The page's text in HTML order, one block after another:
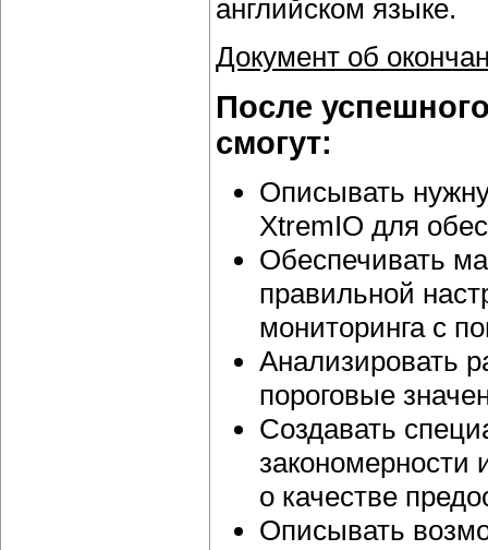
английском языке.
Документ об
После
смогут:
Описывать
XtremIO для
Обеспечивать
правильной
мониторинга с
Анализировать
пороговые
Создавать
закономерности
о качестве
Описывать